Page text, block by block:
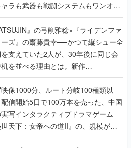
ャラも武器も戦闘システムもワンオフ
込まれた理由を両ディレクターに聞
』の弓削雅稔×『ライデンファ
ーズ』の齋藤貴幸──かつて縦シュー全
支えていた2人が、30年後に同じ会
を並べる理由とは。新作
EXTREME』で初タッグを組
ジェンド2人に訊く開発秘話
像1000分、ルート分岐100種類以
信開始5日で100万本を売った、中国
写インタラクティブドラマゲーム
世天下：女帝への道II』の、規模が違
わりをプロデューサーに聞いた